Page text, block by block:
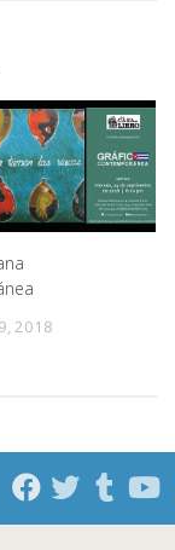
2018